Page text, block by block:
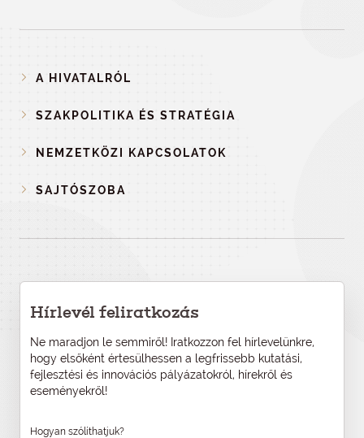
A HIVATALRÓL
SZAKPOLITIKA ÉS STRATÉGIA
NEMZETKÖZI KAPCSOLATOK
SAJTÓSZOBA
Hírlevél feliratkozás
Ne maradjon le semmiről! Iratkozzon fel hírlevelünkre,
hogy elsőként értesülhessen a legfrissebb kutatási,
fejlesztési és innovációs pályázatokról, hírekről és
eseményekről!
Hogyan szólíthatjuk?